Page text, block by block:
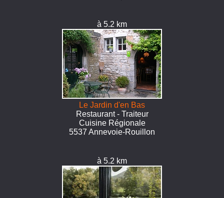
à 5.2 km
Le Jardin d'en Bas
Restaurant - Traiteur
Cuisine Régionale
5537 Annevoie-Rouillon
à 5.2 km